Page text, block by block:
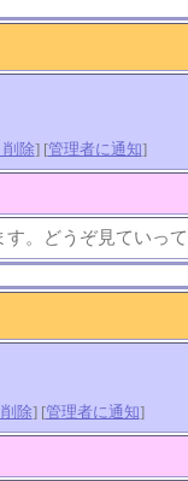
除] [管理者に通知]
。どうぞ見ていっ
除] [管理者に通知]